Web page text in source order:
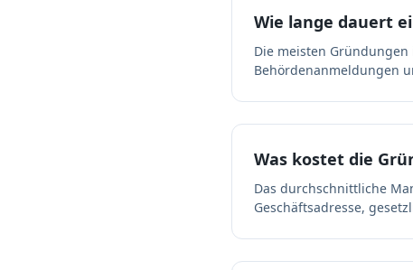
Wie lange dauert
Die meisten
Behördenanmeldungen
Was kostet die
Das durchschnittliche
Geschäftsadresse,